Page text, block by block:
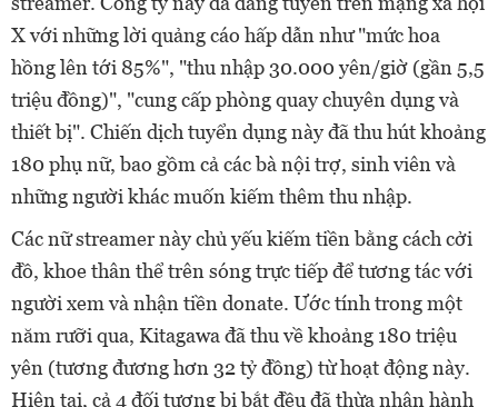
X với những lời quảng cáo hấp dẫn như "mức hoa
hồng lên tới 85%", "thu nhập 30.000 yên/giờ (gần 5,5
triệu đồng)", "cung cấp phòng quay chuyên dụng và
thiết bị". Chiến dịch tuyển dụng này đã thu hút khoảng
180 phụ nữ, bao gồm cả các bà nội trợ, sinh viên và
những người khác muốn kiếm thêm thu nhập.
Các nữ streamer này chủ yếu kiếm tiền bằng cách cởi
đồ, khoe thân thể trên sóng trực tiếp để tương tác với
người xem và nhận tiền donate. Ước tính trong một
năm rưỡi qua, Kitagawa đã thu về khoảng 180 triệu
yên (tương đương hơn 32 tỷ đồng) từ hoạt động này.
Hiện tại, cả 4 đối tượng bị bắt đều đã thừa nhận hành